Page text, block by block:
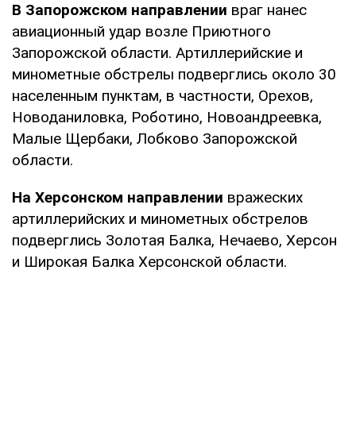
В Запорожском направлении враг нанес
авиационный удар возле Приютного
Запорожской области. Артиллерийские и
минометные обстрелы подверглись около 30
населенным пунктам, в частности, Орехов,
Новоданиловка, Роботино, Новоандреевка,
Малые Щербаки, Лобково Запорожской
области.
На Херсонском направлении вражеских
артиллерийских и минометных обстрелов
подверглись Золотая Балка, Нечаево, Херсон
и Широкая Балка Херсонской области.